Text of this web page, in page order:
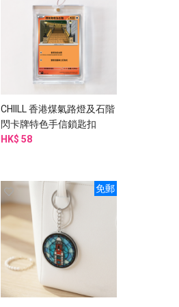
CHIILL 香港煤氣路燈及石階
閃卡牌特色手信鎖匙扣
HK$ 58
免郵